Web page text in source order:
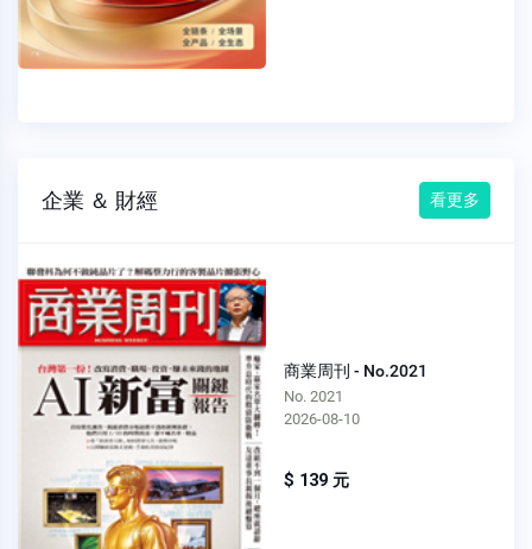
企業 ＆ 財經 看更多
商業周刊 - No.2021
No. 2021
2026-08-10
$ 139 元